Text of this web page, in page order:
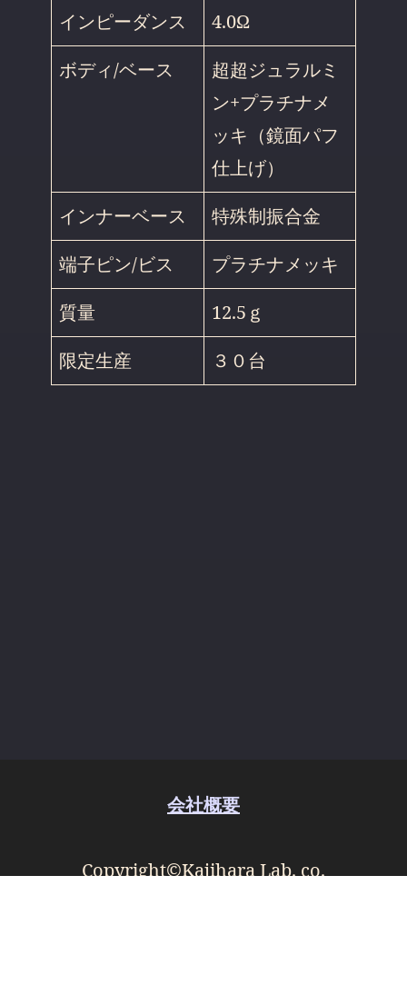
インピーダンス
4.0Ω
ボディ/ベース
超超ジュラルミ
ン+プラチナメ
ッキ（鏡面パフ
仕上げ）
インナーベース
特殊制振合金
端子ピン/ビス
プラチナメッキ
質量
12.5ｇ
限定生産
３０台
会社概要
Copyright©Kajihara Lab. co.